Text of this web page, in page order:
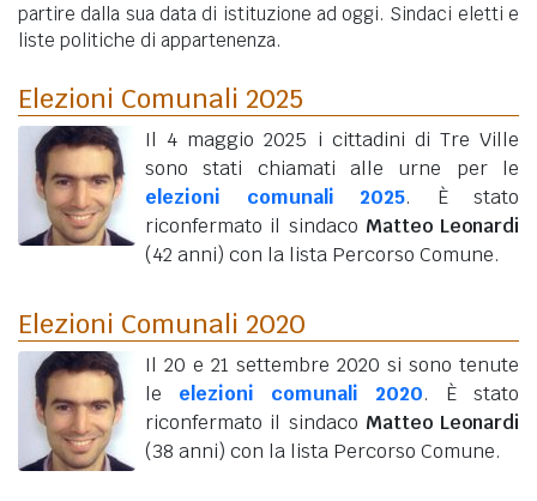
partire dalla sua data di istituzione ad oggi. Sindaci eletti e
liste politiche di appartenenza.
Elezioni Comunali 2025
Il 4 maggio 2025 i cittadini di Tre Ville
sono stati chiamati alle urne per le
elezioni comunali 2025. È stato
riconfermato il sindaco Matteo Leonardi
(42 anni) con la lista Percorso Comune.
Elezioni Comunali 2020
Il 20 e 21 settembre 2020 si sono tenute
le elezioni comunali 2020. È stato
riconfermato il sindaco Matteo Leonardi
(38 anni) con la lista Percorso Comune.